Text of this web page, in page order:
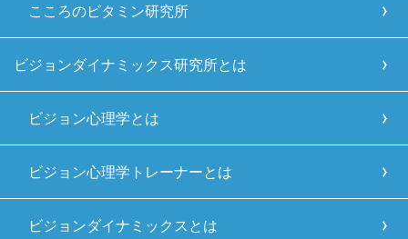
こころのビタミン研究所
ビジョンダイナミックス研究所とは
ビジョン心理学とは
ビジョン心理学トレーナーとは
ビジョンダイナミックスとは